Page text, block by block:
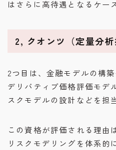
はさらに高待遇となるケー
2, クオンツ（定量分析
2つ目は、金融モデルの構
デリバティブ価格評価モデ
スクモデルの設計などを担
この資格が評価される理由
リスクモデリングを体系的